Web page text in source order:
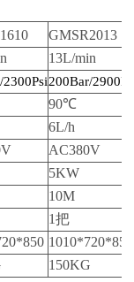
GMSR2013
13L/min
200Bar/
90℃
6L/h
AC380V
5KW
10M
1把
1010*720*850
150KG